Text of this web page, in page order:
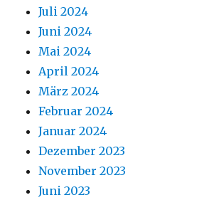
Juli 2024
Juni 2024
Mai 2024
April 2024
März 2024
Februar 2024
Januar 2024
Dezember 2023
November 2023
Juni 2023